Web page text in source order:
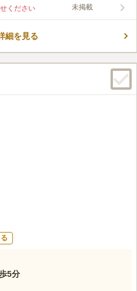
くりと過ごすことができます。 都営
歩1分と、アクセス良好です。 駐車場
ません。
ください 未掲載
細を見る
5分